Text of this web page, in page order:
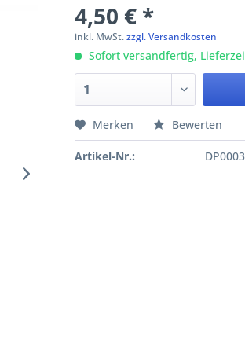
4,50 € *
inkl. MwSt.zzgl. Versandkosten
Sofort versandfertig,
Merken Bewerten
Artikel-Nr.: